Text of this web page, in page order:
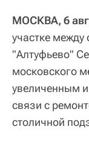
МОСКВА, 6
участке
"Алтуфьево"
московского
увеличенным
связи с
столичной